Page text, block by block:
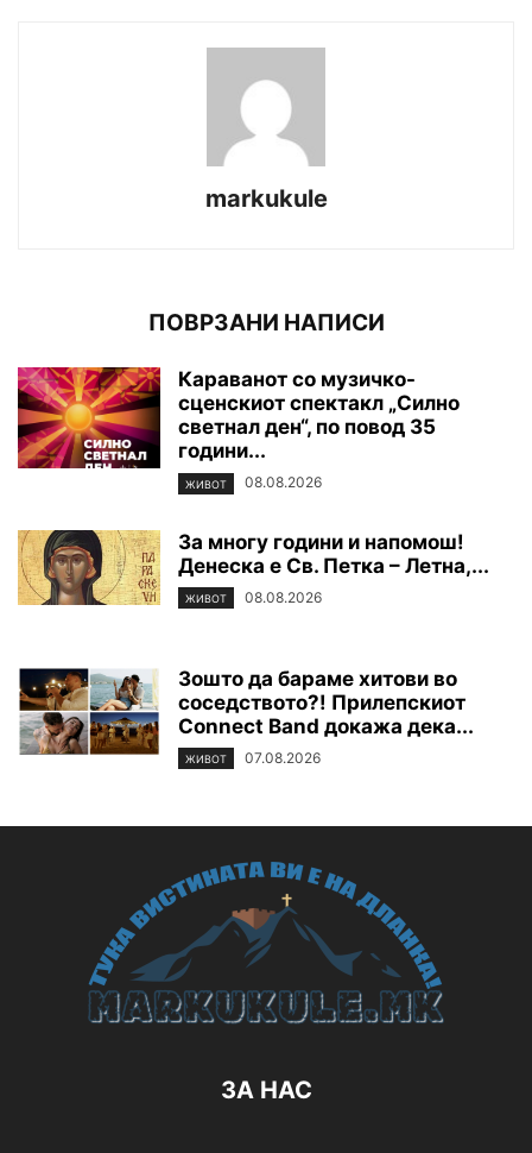
markukule
ПОВРЗАНИ НАПИСИ
Караванот со музичко-
сценскиот спектакл „Силно
светнал ден“, по повод 35
години...
ЖИВОТ 08.08.2026
За многу години и напомош!
Денеска е Св. Петка – Летна,...
ЖИВОТ 08.08.2026
Зошто да бараме хитови во
соседството?! Прилепскиот
Connect Band докажа дека...
ЖИВОТ 07.08.2026
ЗА НАС